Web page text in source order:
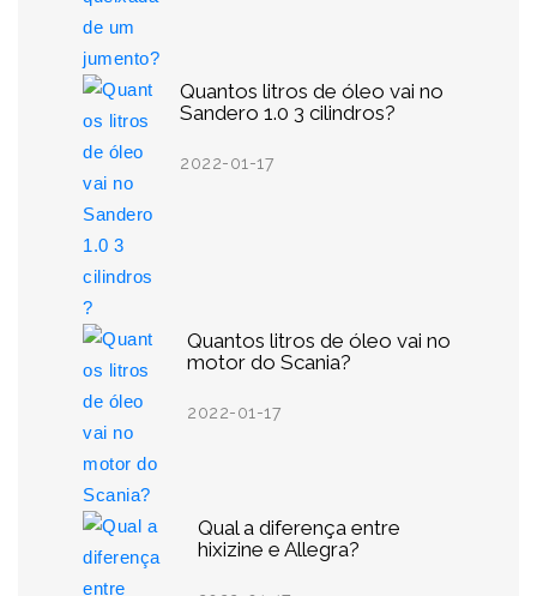
Quantos litros de óleo vai no
Sandero 1.0 3 cilindros?
2022-01-17
Quantos litros de óleo vai no
motor do Scania?
2022-01-17
Qual a diferença entre
hixizine e Allegra?